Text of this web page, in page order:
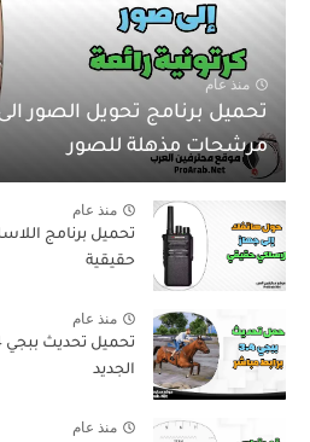
منذ عام
تحميل برنامج تحويل الصور
مرشحات مذهلة للصور
منذ عام
تحميل برنامج
حقيقية
منذ عام
الجديد
منذ عام